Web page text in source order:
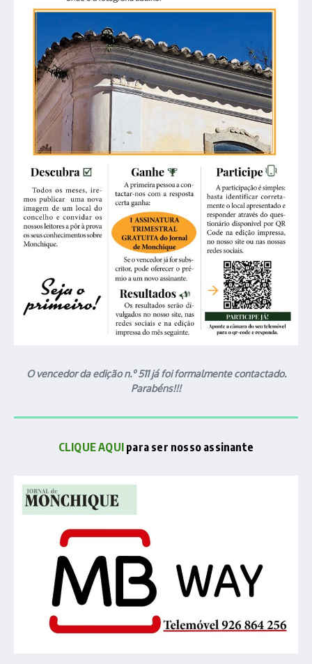
O vencedor da edição n.º 511 já foi formalmente contactado.
Parabéns!!!
CLIQUE AQUI para ser nosso assinante